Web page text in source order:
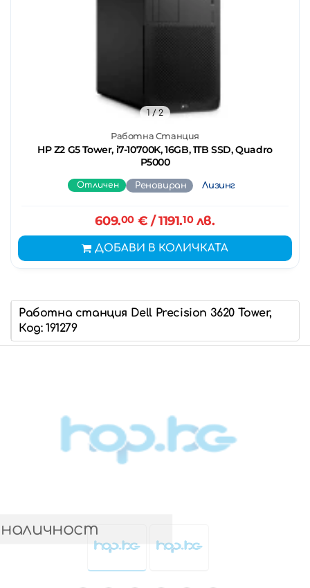
Работна Станция
HP Z2 G5 Tower, i7-10700K, 16GB, 1TB SSD, Quadro
P5000
1/ 2
Отличен Реновиран Лизинг
609.00€ / 1191.10лв.
ДОБАВИ В КОЛИЧКАТА
Работна станция Dell Precision 3620 Tower,
Код: 191279